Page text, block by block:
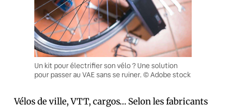
Un kit pour électrifier son vélo ? Une solution
pour passer au VAE sans se ruiner. © Adobe stock
Vélos de ville, VTT, cargos… Selon les fabricants